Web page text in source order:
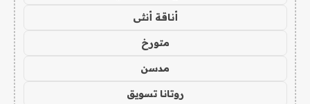
أناقة أنثى
متورخ
مدسن
روتانا تسويق